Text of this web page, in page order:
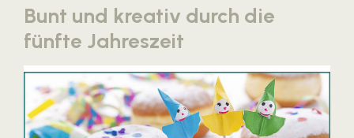
Amazon Web Services
Artweger
AustroCel Hallein
Blaguss
Bundesverband Sonnenschutztechnik
Bunt und kreativ durch die
fünfte Jahreszeit